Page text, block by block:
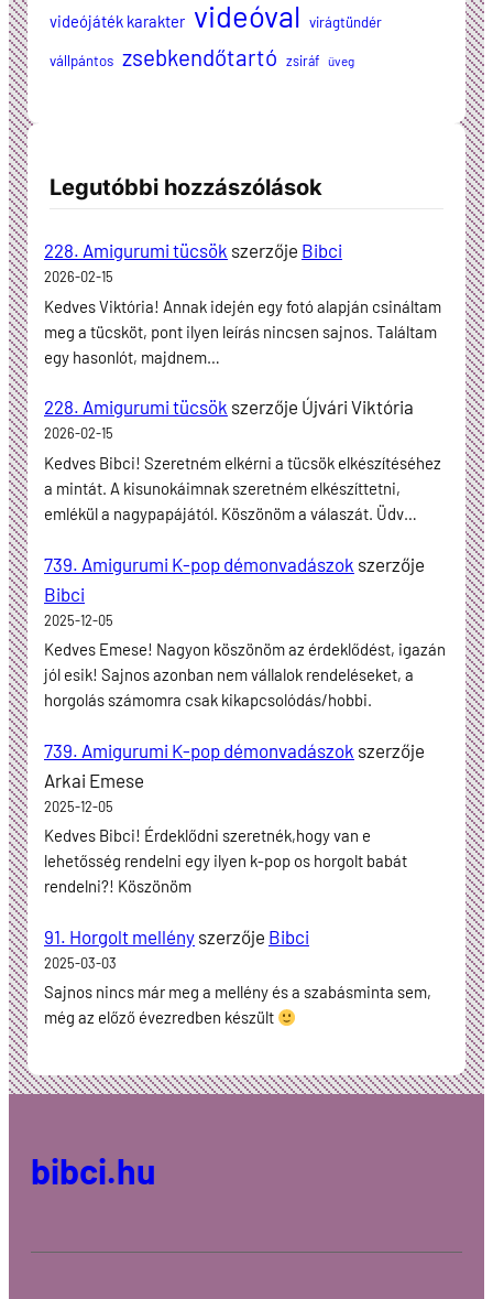
videójáték karakter videóval virágtündér
vállpántos zsebkendőtartó zsiráf üveg
Legutóbbi hozzászólások
228. Amigurumi tücsök szerzője Bibci
2026-02-15
Kedves Viktória! Annak idején egy fotó alapján csináltam
meg a tücsköt, pont ilyen leírás nincsen sajnos. Találtam
egy hasonlót, majdnem…
228. Amigurumi tücsök szerzője Újvári Viktória
2026-02-15
Kedves Bibci! Szeretném elkérni a tücsök elkészítéséhez
a mintát. A kisunokáimnak szeretném elkészíttetni,
emlékül a nagypapájától. Köszönöm a válaszát. Üdv…
739. Amigurumi K-pop démonvadászok szerzője
Bibci
2025-12-05
Kedves Emese! Nagyon köszönöm az érdeklődést, igazán
jól esik! Sajnos azonban nem vállalok rendeléseket, a
horgolás számomra csak kikapcsolódás/hobbi.
739. Amigurumi K-pop démonvadászok szerzője
Arkai Emese
2025-12-05
Kedves Bibci! Érdeklődni szeretnék,hogy van e
lehetősség rendelni egy ilyen k-pop os horgolt babát
rendelni?! Köszönöm
91. Horgolt mellény szerzője Bibci
2025-03-03
Sajnos nincs már meg a mellény és a szabásminta sem,
még az előző évezredben készült
bibci.hu